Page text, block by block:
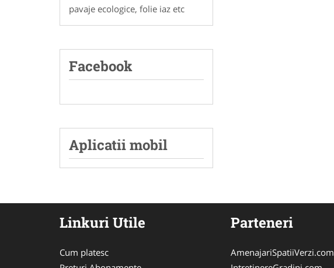
pavaje ecologice, folie iaz etc
Facebook
Aplicatii mobil
Linkuri Utile
Cum platesc
Parteneri
AmenajariSpatiiVerzi.com